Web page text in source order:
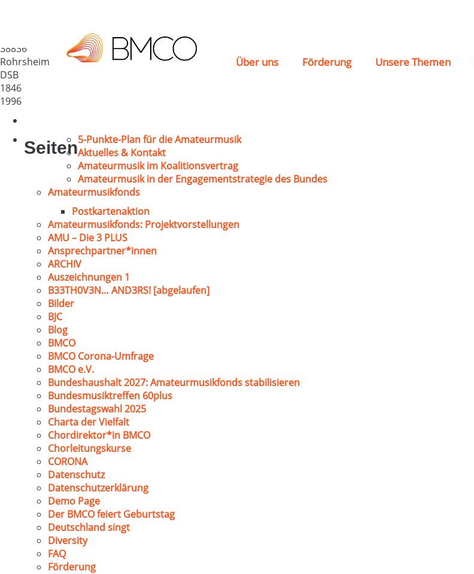
Über uns Förderung Unsere Themen
38836
Rohrsheim
DSB
1846
1996
Seiten5-Punkte-Plan für die Amateurmusik
Aktuelles & Kontakt
Amateurmusik im Koalitionsvertrag
Amateurmusik in der Engagementstrategie des Bundes
Amateurmusikfonds
Postkartenaktion
Amateurmusikfonds: Projektvorstellungen
AMU – Die 3 PLUS
Ansprechpartner*innen
ARCHIV
Auszeichnungen 1
B33TH0V3N… AND3RS! [abgelaufen]
Bilder
BJC
Blog
BMCO
BMCO Corona-Umfrage
BMCO e.V.
Bundeshaushalt 2027: Amateurmusikfonds stabilisieren
Bundesmusiktreffen 60plus
Bundestagswahl 2025
Charta der Vielfalt
Chordirektor*in BMCO
Chorleitungskurse
CORONA
Datenschutz
Datenschutzerklärung
Demo Page
Der BMCO feiert Geburtstag
Deutschland singt
Diversity
FAQ
Förderung